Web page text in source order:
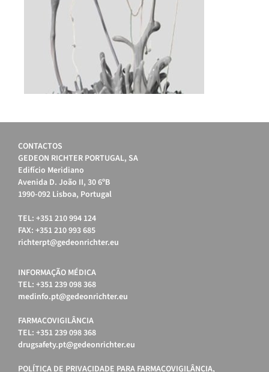
CONTACTOS
CONTACTOS
GEDEON RICHTER PORTUGAL, SA
Edifício Meridiano
Avenida D. João II, 30 6ºB
1990-092 Lisboa, Portugal
TEL: +351 210 994 124
FAX: +351 210 993 685
richterpt@gedeonrichter.eu
INFORMAÇÃO MÉDICA
TEL: +351 239 098 368
medinfo.pt@gedeonrichter.eu
FARMACOVIGILÂNCIA
TEL: +351 239 098 368
drugsafety.pt@gedeonrichter.eu
POLÍTICA DE PRIVACIDADE PARA FARMACOVIGILÂNCIA,